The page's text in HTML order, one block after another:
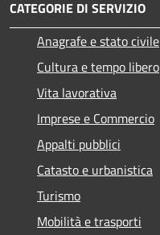
CATEGORIE DI SERVIZIO
Anagrafe e stato civile
Cultura e tempo libero
Vita lavorativa
Imprese e Commercio
Appalti pubblici
Catasto e urbanistica
Turismo
Mobilità e trasporti